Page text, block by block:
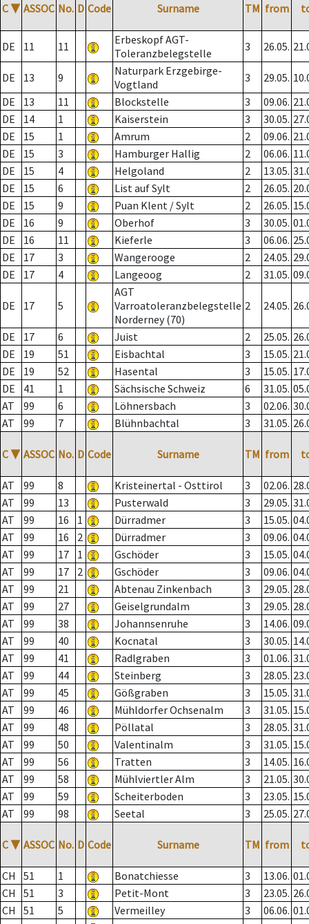
C ▼ ASSOC No. D Code Surname TM from
DE 11 11
Erbeskopf AGT-
Toleranzbelegstelle
3 26.05.
DE 13 9
Naturpark Erzgebirge-
Vogtland
3 29.05.
DE
13 11 Blockstelle 3 09.06.
DE
14 1 Kaiserstein 3 30.05.
DE
15 1 Amrum 2 09.06.
DE
15 3 Hamburger Hallig 2 06.06.
DE
15 4 Helgoland 2 13.05.
DE
15 6 List auf Sylt 2 26.05.
DE
15 9 Puan Klent / Sylt 2 26.05.
DE
16 9 Oberhof 3 30.05.
DE
16 11 Kieferle 3 06.06.
DE
17 3 Wangerooge 2 24.05.
DE
17 4 Langeoog 2 31.05.
DE 17 5
AGT
Varroatoleranzbelegstelle
Norderney (70)
2 24.05.
DE 17 6 Juist 2 25.05.
DE
19 51 Eisbachtal 3 15.05.
DE
19 52 Hasental 3 15.05.
DE
41 1 Sächsische Schweiz 6 31.05.
AT
99 6 Löhnersbach 3 02.06.
AT
99 7 Blühnbachtal 3 31.05.
C ▼ ASSOC No. D Code Surname TM from
AT 99 8 Kristeinertal - Osttirol 3 02.06.
AT
99 13 Pusterwald 3 29.05.
AT
99 16 1 Dürradmer 3 15.05.
AT
99 16 2 Dürradmer 3 09.06.
AT
99 17 1 Gschöder 3 15.05.
AT
99 17 2 Gschöder 3 09.06.
AT
99 21 Abtenau Zinkenbach 3 29.05.
AT
99 27 Geiselgrundalm 3 29.05.
AT
99 38 Johannsenruhe 3 14.06.
AT
99 40 Kocnatal 3 30.05.
AT
99 41 Radlgraben 3 01.06.
AT
99 44 Steinberg 3 28.05.
AT
99 45 Gößgraben 3 15.05.
AT
99 46 Mühldorfer Ochsenalm 3 31.05.
AT
99 48 Pöllatal 3 28.05.
AT
99 50 Valentinalm 3 31.05.
AT
99 56 Tratten 3 14.05.
AT
99 58 Mühlviertler Alm 3 21.05.
AT
99 59 Scheiterboden 3 23.05.
AT
99 98 Seetal 3 25.05.
C ▼ ASSOC No. D Code Surname TM from
CH 51 1 Bonatchiesse 3 13.06.
CH
51 3 Petit-Mont 3 23.05.
CH
51 5 Vermeilley 3 06.06.